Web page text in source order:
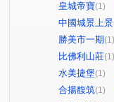
皇城帝寶(1)
中國城景上景
勝美市一期(1)
比佛利山莊(1)
水美捷堡(1)
合揚馥筑(1)